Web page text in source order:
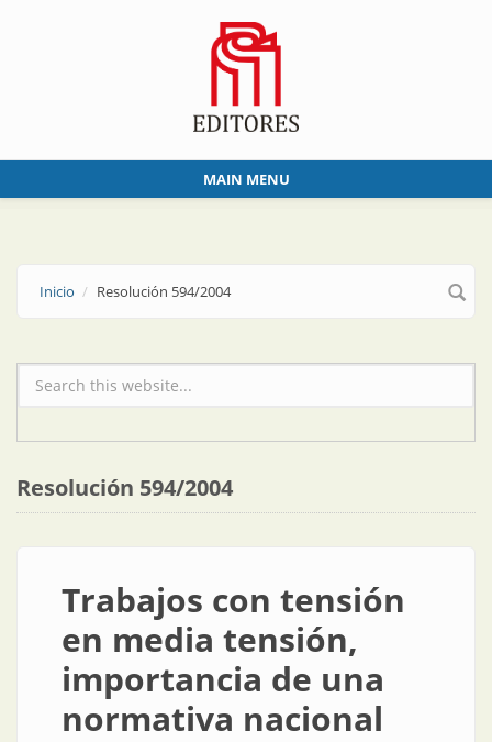
MAIN MENU
Inicio Resolución 594/2004
Formulario de búsqueda
Resolución 594/2004
Trabajos con tensión
en media tensión,
importancia de una
normativa nacional